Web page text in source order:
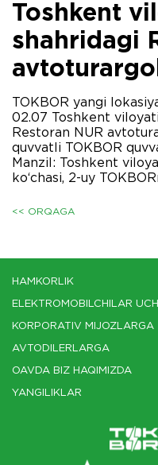
Toshkent
shahridagi
TOKBOR yangi
02.07 Toshkent
Restoran NUR
quvvatli TOKBOR
Manzil: Toshkent
ko‘chasi, 2-uy
<< ORQAGA
HAMKORLIK
ELEKTROMOBILCHILAR
KORPORATIV MIJOZLARGA
AVTODILERLARGA
OAVDA BIZ HAQIMIZDA
YANGILIKLAR